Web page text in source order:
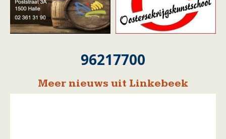
96217700
Meer nieuws uit Linkebeek